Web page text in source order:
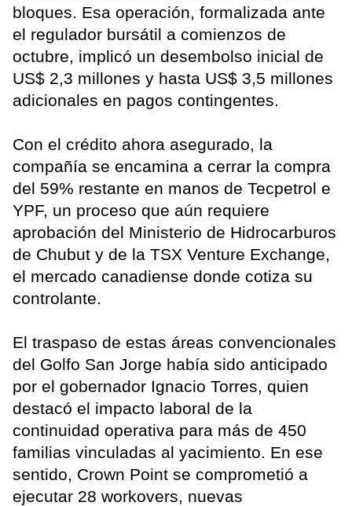
bloques. Esa operación, formalizada ante
el regulador bursátil a comienzos de
octubre, implicó un desembolso inicial de
US$ 2,3 millones y hasta US$ 3,5 millones
adicionales en pagos contingentes.
Con el crédito ahora asegurado, la
compañía se encamina a cerrar la compra
del 59% restante en manos de Tecpetrol e
YPF, un proceso que aún requiere
aprobación del Ministerio de Hidrocarburos
de Chubut y de la TSX Venture Exchange,
el mercado canadiense donde cotiza su
controlante.
El traspaso de estas áreas convencionales
del Golfo San Jorge había sido anticipado
por el gobernador Ignacio Torres, quien
destacó el impacto laboral de la
continuidad operativa para más de 450
familias vinculadas al yacimiento. En ese
sentido, Crown Point se comprometió a
ejecutar 28 workovers, nuevas